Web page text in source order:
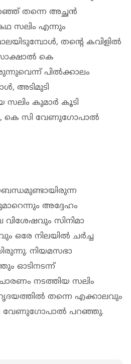
തന്നെ അച്ഛന്‍
സലിം എന്നും
തന്റെ കവിളില്‍
കെ
പില്‍ക്കാലം
അടിമുടി
കുമാര്‍ കൂടി
കെ സി വേണുഗോപാല്‍
അദ്ദേഹം
വിശേഷവും സിനിമാ
ഒരേ നിലയില്‍ ചര്‍ച്ച
നിയമസഭാ
ഓടിനടന്ന്
നടത്തിയ സലിം
തന്നെ എക്കാലവും
വേണുഗോപാല്‍ പറഞ്ഞു.